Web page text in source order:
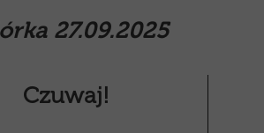
27.09.2025
Czuwaj!